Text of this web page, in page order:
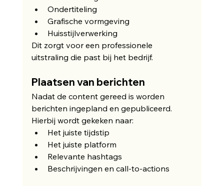
Ondertiteling
Grafische vormgeving
Huisstijlverwerking
Dit zorgt voor een professionele
uitstraling die past bij het bedrijf.
Plaatsen van berichten
Nadat de content gereed is worden
berichten ingepland en gepubliceerd.
Hierbij wordt gekeken naar:
Het juiste tijdstip
Het juiste platform
Relevante hashtags
Beschrijvingen en call-to-actions